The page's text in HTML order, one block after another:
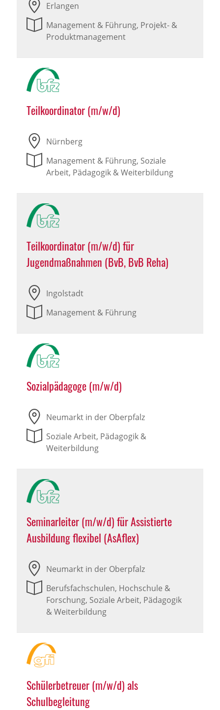
Erlangen
Management & Führung, Projekt- &
Produktmanagement
Teilkoordinator (m/w/d)
Nürnberg
Management & Führung, Soziale
Arbeit, Pädagogik & Weiterbildung
Teilkoordinator (m/w/d) für
Jugendmaßnahmen (BvB, BvB Reha)
Ingolstadt
Management & Führung
Sozialpädagoge (m/w/d)
Neumarkt in der Oberpfalz
Soziale Arbeit, Pädagogik &
Weiterbildung
Seminarleiter (m/w/d) für Assistierte
Ausbildung flexibel (AsAflex)
Neumarkt in der Oberpfalz
Berufsfachschulen, Hochschule &
Forschung, Soziale Arbeit, Pädagogik
& Weiterbildung
Schülerbetreuer (m/w/d) als
Schulbegleitung